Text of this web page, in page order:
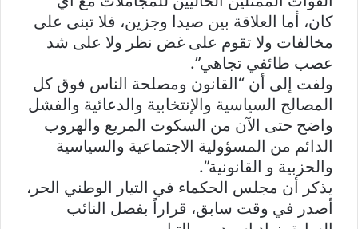
كان، أما العلاقة بين صيدا وجزين، فلا تبنى على
مخالفات ولا تقوم على غض نظر ولا على شد
عصب طائفي تجاهي”.
ولفت إلى أن “القانون ومصلحة الناس فوق كل
المصالح السياسية والإنتخابية والدعائية والفشل
واضح حتى الآن من السكوت المريع والهروب
الدائم من المسؤولية الاجتماعية والسياسية
والحزبية و القانونية”.
يذكر أن مجلس الحكماء في التيار الوطني الحر،
أصدر في وقت سابق، قراراً بفصل النائب